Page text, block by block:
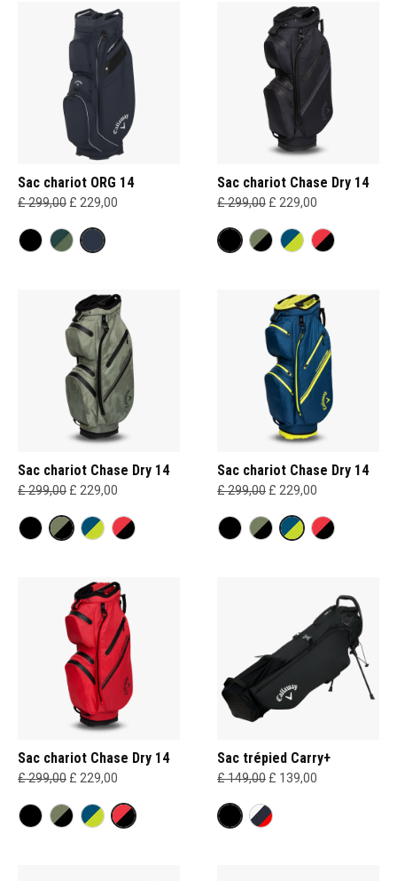
Sac chariot ORG 14
£ 299,00 £ 229,00
Sac chariot Chase Dry 14
£ 299,00 £ 229,00
Sac chariot Chase Dry 14
£ 299,00 £ 229,00
Sac chariot Chase Dry 14
£ 299,00 £ 229,00
Sac chariot Chase Dry 14
£ 299,00 £ 229,00
Sac trépied Carry+
£ 149,00 £ 139,00